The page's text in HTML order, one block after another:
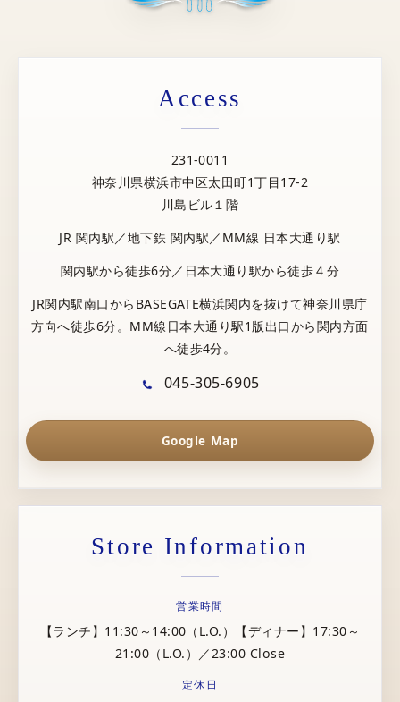
Access
231-0011
神奈川県横浜市中区太田町1丁目17-2
川島ビル１階
JR 関内駅／地下鉄 関内駅／MM線 日本大通り駅
関内駅から徒歩6分／日本大通り駅から徒歩４分
JR関内駅南口からBASEGATE横浜関内を抜けて神奈川県庁
方向へ徒歩6分。MM線日本大通り駅1版出口から関内方面
へ徒歩4分。
045-305-6905
Google Map
Store Information
営業時間
【ランチ】11:30～14:00（L.O.）【ディナー】17:30～
21:00（L.O.）／23:00 Close
定休日